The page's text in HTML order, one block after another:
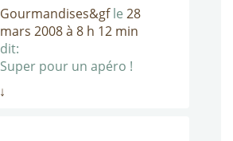
Gourmandises&gfle 28
mars 2008 à 8 h 12 min
dit:
Super pour un apéro !
↓